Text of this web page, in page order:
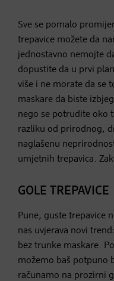
Sve se pomalo
trepavice možete da
jednostavno nemojte
dopustite da u prvi
više i ne morate da se
maskare da biste
nego se potrudite oko
razliku od prirodnog,
naglašenu
umjetnih trepavica.
GOLE TREPAVICE
Pune, guste trepavice
nas uvjerava novi
bez trunke maskare.
možemo baš potpuno
računamo na prozirni